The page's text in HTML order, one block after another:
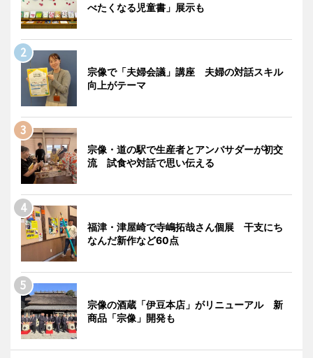
べたくなる児童書」展示も
宗像で「夫婦会議」講座 夫婦の対話スキル
向上がテーマ
宗像・道の駅で生産者とアンバサダーが初交
流 試食や対話で思い伝える
福津・津屋崎で寺嶋拓哉さん個展 干支にち
なんだ新作など60点
宗像の酒蔵「伊豆本店」がリニューアル 新
商品「宗像」開発も